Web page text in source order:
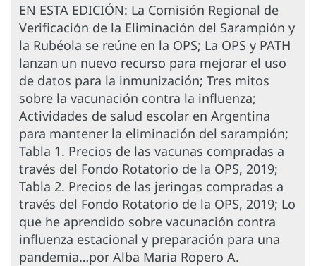
EN ESTA EDICIÓN: La Comisión Regional de
Verificación de la Eliminación del Sarampión y
la Rubéola se reúne en la OPS; La OPS y PATH
lanzan un nuevo recurso para mejorar el uso
de datos para la inmunización; Tres mitos
sobre la vacunación contra la influenza;
Actividades de salud escolar en Argentina
para mantener la eliminación del sarampión;
Tabla 1. Precios de las vacunas compradas a
través del Fondo Rotatorio de la OPS, 2019;
Tabla 2. Precios de las jeringas compradas a
través del Fondo Rotatorio de la OPS, 2019; Lo
que he aprendido sobre vacunación contra
influenza estacional y preparación para una
pandemia…por Alba Maria Ropero A.